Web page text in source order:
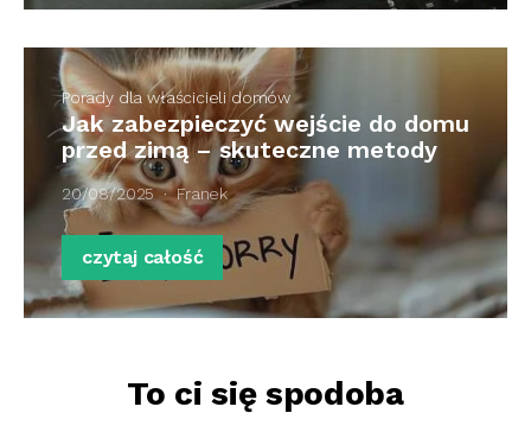
Porady dla właścicieli domów
Jak zabezpieczyć wejście do domu
przed zimą – skuteczne metody
20/08/2025 Franek
czytaj całość
To ci się spodoba